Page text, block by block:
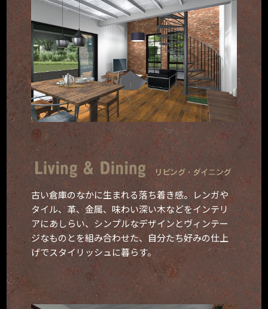
古い倉庫のなかに生まれる落ち着き感。 レンガや
タイル、革、金属、味わい深い木などをインテリ
アにあしらい、 シンプルなデザインとヴィンテー
ジなものとを組み合わせた、自分たち好みの仕上
げでスタイリッシュに暮らす。